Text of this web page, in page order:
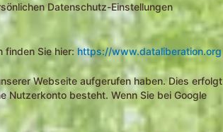
Datenschutz-Einstellungen
finden Sie hier: https://www.dataliberation.org
Webseite aufgerufen haben. Dies erfolgt
Nutzerkonto besteht. Wenn Sie bei Google